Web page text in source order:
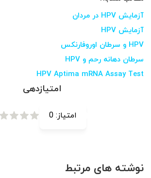
آزمایش HPV در مردان
آزمایش HPV
HPV و سرطان اوروفارنکس
سرطان دهانه رحم و HPV
HPV Aptima mRNA Assay Test
امتیازدهی
امتیاز: 0
نوشته های مرتبط